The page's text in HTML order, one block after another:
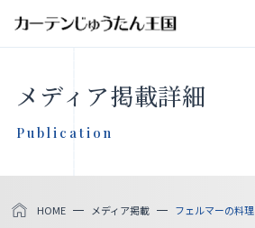
会社案内
お知らせ
メディア掲載詳細
Publication
HOME メディア掲載 フェルマーの料理